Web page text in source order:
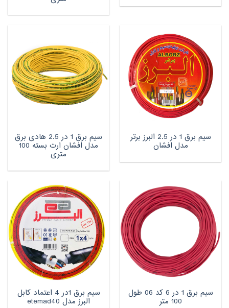
سیم برق 1 در 2.5 البرز برتر
مدل افشان
سیم برق 1 در 2.5 هادی برق
مدل افشان ارت بسته 100
متری
سیم برق 1 در 6 کد 06 طول
100 متر
سیم برق 1در 4 اعتماد کابل
البرز مدل etemad40